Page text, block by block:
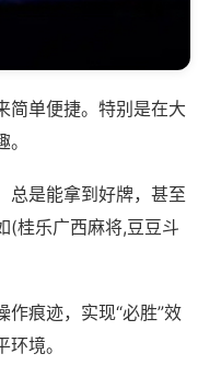
简单便捷。特别是在大
总是能拿到好牌，甚至
(桂乐广西麻将,豆豆斗
痕迹，实现“必胜”效
境。